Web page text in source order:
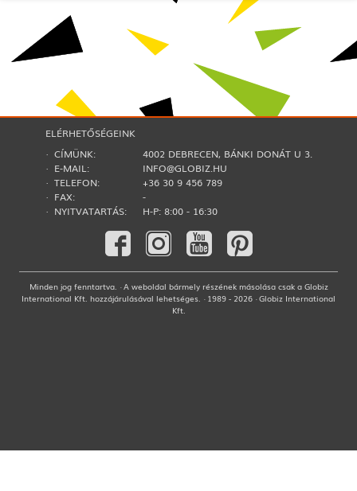
ELÉRHETŐSÉGEINK
· CÍMÜNK:
4002 DEBRECEN, BÁNKI DONÁT U 3.
· E-MAIL:
INFO@GLOBIZ.HU
· TELEFON:
+36 30 9 456 789
· FAX:
-
· NYITVATARTÁS:
H-P: 8:00 - 16:30
Minden jog fenntartva. · A weboldal bármely részének másolása csak a Globiz
International Kft. hozzájárulásával lehetséges. · 1989 - 2026 · Globiz International
Kft.